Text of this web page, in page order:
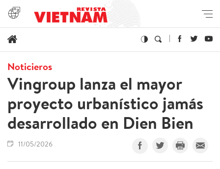
Noticieros
Vingroup lanza el mayor
proyecto urbanístico jamás
desarrollado en Dien Bien
11/05/2026